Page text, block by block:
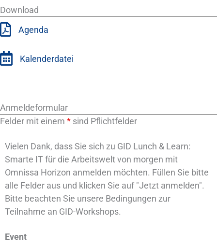
Download
Agenda
Kalenderdatei
Anmeldeformular
Felder mit einem * sind Pflichtfelder
Vielen Dank, dass Sie sich zu GID Lunch & Learn:
Smarte IT für die Arbeitswelt von morgen mit
Omnissa Horizon anmelden möchten. Füllen Sie bitte
alle Felder aus und klicken Sie auf "Jetzt anmelden".
Bitte beachten Sie unsere Bedingungen zur
Teilnahme an GID-Workshops.
Event